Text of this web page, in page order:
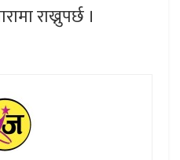
राख्नुपर्छ ।